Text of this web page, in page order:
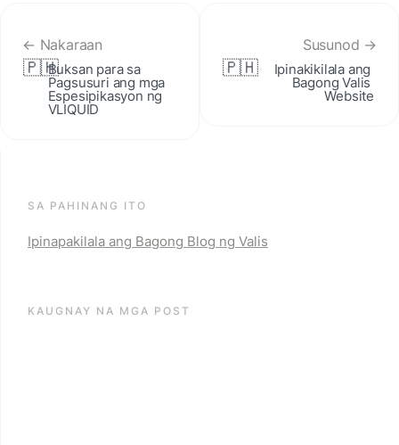
← Nakaraan
🇵🇭Buksan para sa
Pagsusuri ang mga
Espesipikasyon ng
VLIQUID
Susunod →
🇵🇭 Ipinakikilala ang
Bagong Valis
Website
SA PAHINANG ITO
Ipinapakilala ang Bagong Blog ng Valis
KAUGNAY NA MGA POST